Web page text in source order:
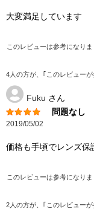
大変満足しています
このレビューは参考になりま
4人の方が、｢このレビュー
Fuku さん
問題なし
2019/05/02
価格も手頃でレンズ保
このレビューは参考になりま
2人の方が、｢このレビュー